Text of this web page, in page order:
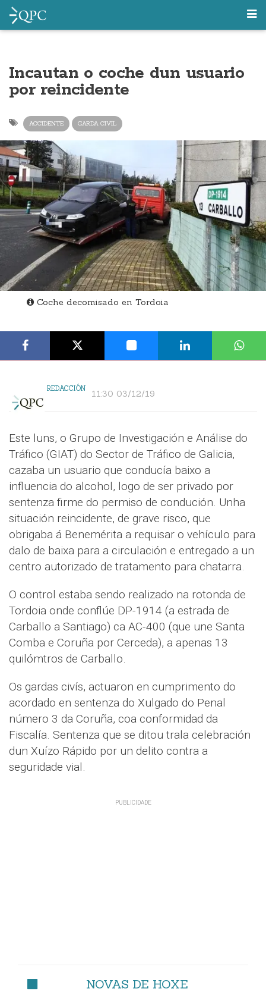
Incautan o coche dun usuario
por reincidente
ACCIDENTE GARDA CIVIL
Coche decomisado en Tordoia
REDACCIÓN 11:30 03/12/19
Este luns, o Grupo de Investigación e Análise do
Tráfico (GIAT) do Sector de Tráfico de Galicia,
cazaba un usuario que conducía baixo a
influencia do alcohol, logo de ser privado por
sentenza firme do permiso de condución. Unha
situación reincidente, de grave risco, que
obrigaba á Benemérita a requisar o vehículo para
dalo de baixa para a circulación e entregado a un
centro autorizado de tratamento para chatarra.
O control estaba sendo realizado na rotonda de
Tordoia onde conflúe DP-1914 (a estrada de
Carballo a Santiago) ca AC-400 (que une Santa
Comba e Coruña por Cerceda), a apenas 13
quilómtros de Carballo.
Os gardas civís, actuaron en cumprimento do
acordado en sentenza do Xulgado do Penal
número 3 da Coruña, coa conformidad da
Fiscalía. Sentenza que se ditou trala celebración
dun Xuízo Rápido por un delito contra a
seguridade vial.
NOVAS DE HOXE